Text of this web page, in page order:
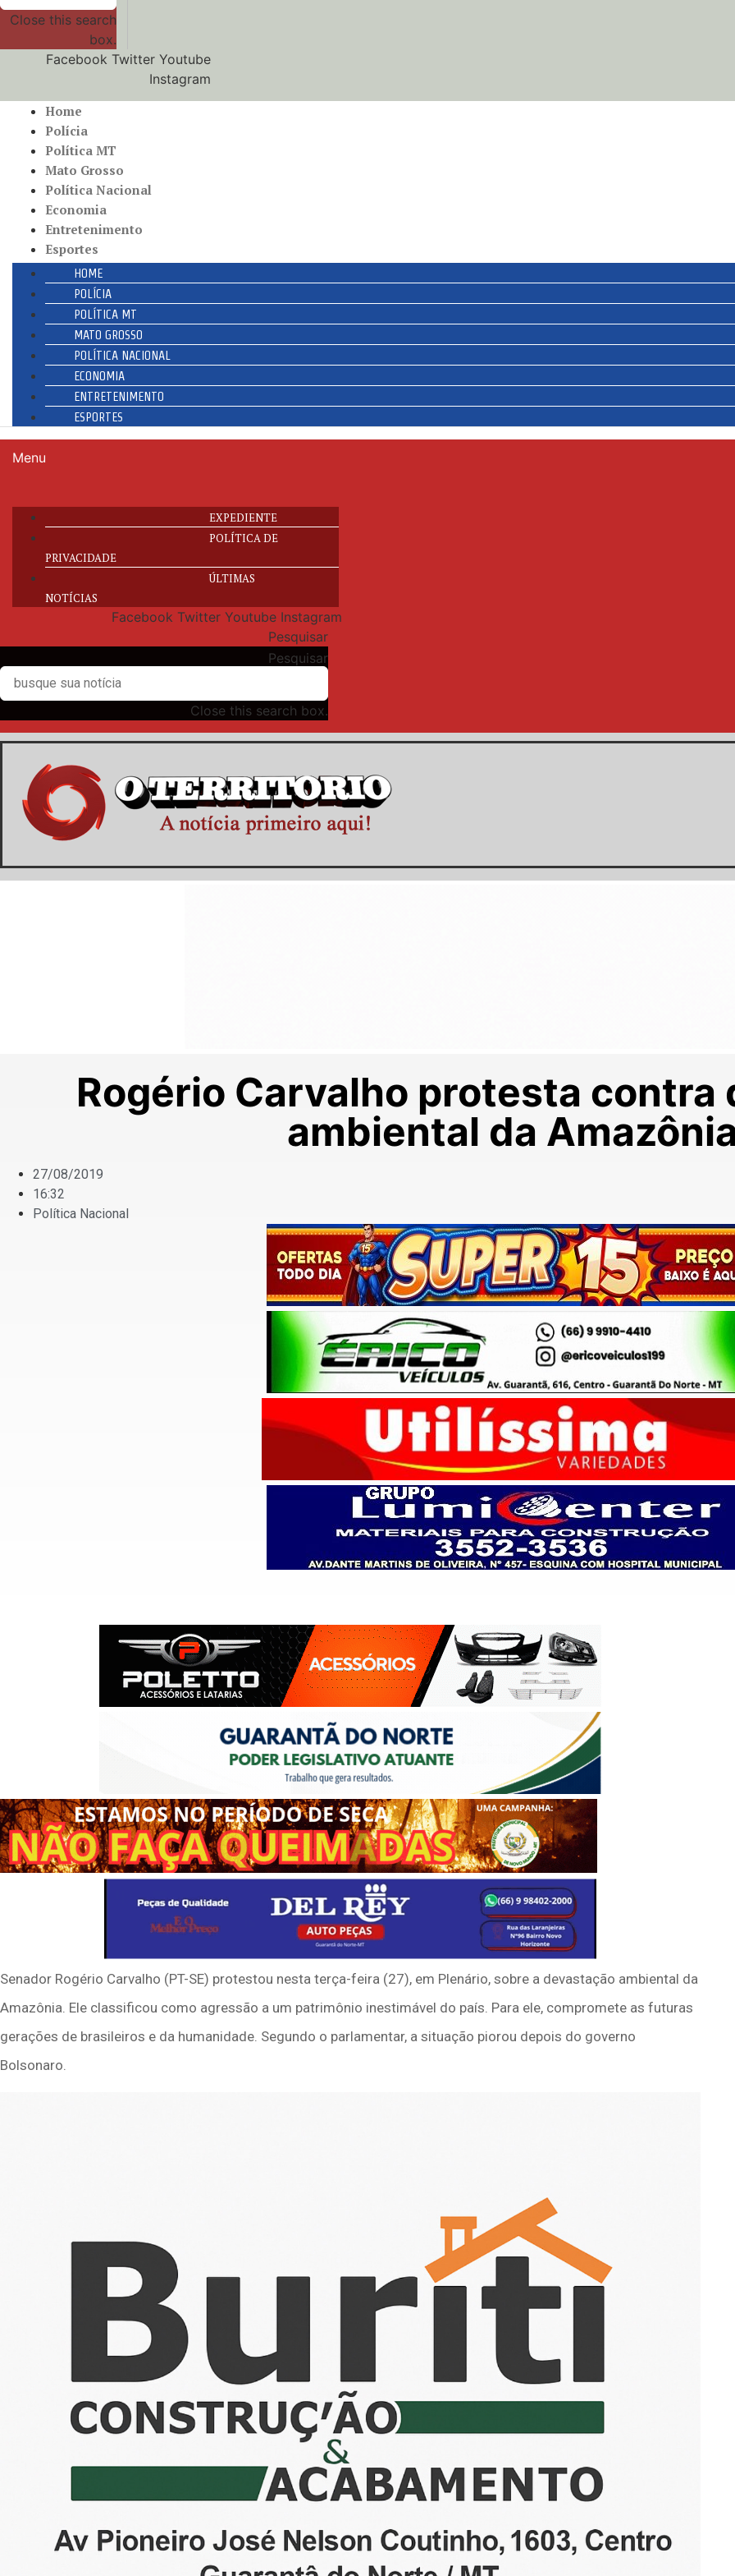
Close this search
box.
Facebook Twitter Youtube
Instagram
Home
Polícia
Política MT
Mato Grosso
Política Nacional
Economia
Entretenimento
Esportes
HOME
POLÍCIA
POLÍTICA MT
MATO GROSSO
POLÍTICA NACIONAL
ECONOMIA
ENTRETENIMENTO
ESPORTES
Menu
EXPEDIENTE
POLÍTICA DE
PRIVACIDADE
ÚLTIMAS
NOTÍCIAS
Facebook Twitter Youtube Instagram
Pesquisar
Pesquisar
Close this search box.
Rogério Carvalho protesta contra
ambiental da
27/08/2019
16:32
Política Nacional
Senador Rogério Carvalho (PT-SE) protestou nesta terça-feira (27), em Plenário, sobre a devastação ambiental da
Amazônia. Ele classificou como agressão a um patrimônio inestimável do país. Para ele, compromete as futuras
gerações de brasileiros e da humanidade. Segundo o parlamentar, a situação piorou depois do governo
Bolsonaro.